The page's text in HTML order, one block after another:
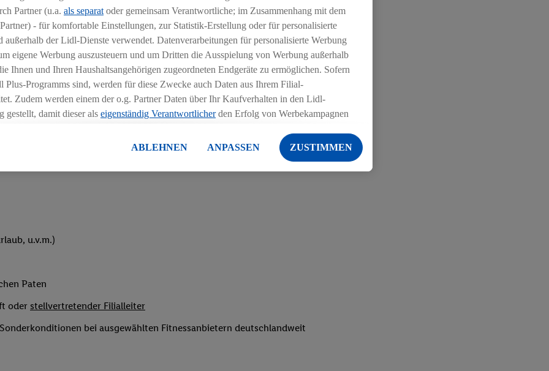
an wechselnde Aufgaben
in Absprache mit der Führungskraft
u.v.m.)
Paten
oder stellvertretender Filialleiter
bei ausgewählten Fitnessanbietern deutschlandweit
Partner (u.a. als separat oder gemeinsam Verantwortliche; im Zusammenhang mit dem
Partner) - für komfortable Einstellungen, zur Statistik-Erstellung oder für personalisierte
außerhalb der Lidl-Dienste verwendet. Datenverarbeitungen für personalisierte Werbung
eigene Werbung auszusteuern und um Dritten die Ausspielung von Werbung außerhalb
Ihnen und Ihren Haushaltsangehörigen zugeordneten Endgeräte zu ermöglichen. Sofern
Plus-Programms sind, werden für diese Zwecke auch Daten aus Ihrem Filial-
Zudem werden einem der o.g. Partner Daten über Ihr Kaufverhalten in den Lidl-
gestellt, damit dieser als eigenständig Verantwortlicherden Erfolg von Werbekampagnen
Werbung basiert auf der Generierung von auch mit Daten von anderen Diensten
Dies umfasst die Zusammenführung von Daten (z.B. über Ihre Nutzung der Lidl-Dienste,
Lidl-Diensten, Informationen aus Ihrem Kundenkonto - z.B. Alter oder Geschlecht -
dem Zugriff auf Informationen auf Ihren Endgeräten zur Erstellung von Zielgruppen
Im Zusammenhang mit dem Ausspielen dieser Werbung erfolgen Verarbeitungen auch
und Optimierung dieser Werbeausspielungen.
mit einem der oben genannten Partner verwendet werden, um daraus eine
zu erstellen (die sogenannte EUID), die wir sodann ähnlich wie die sogleich
auszuspielen. Hierzu wird von uns und einem der anderen oben genannten Partner
ABLEHNEN ANPASSEN ZUSTIMMEN